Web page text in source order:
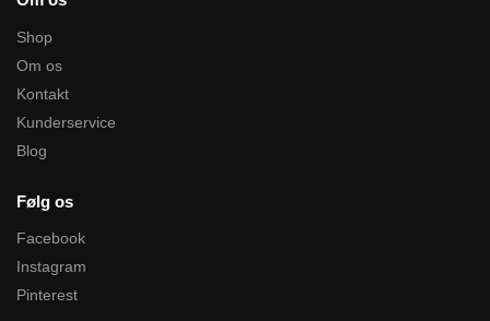
Shop
Om os
Kontakt
Kunderservice
Blog
Følg os
Facebook
Instagram
Pinterest